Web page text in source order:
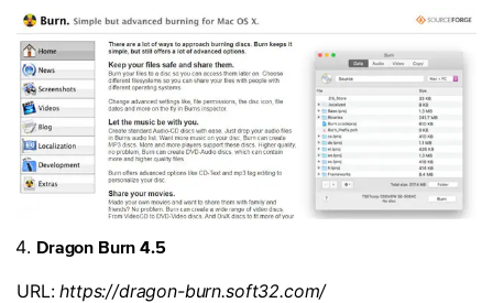
Dragon Burn 4.5
URL: https://dragon-burn.soft32.com/